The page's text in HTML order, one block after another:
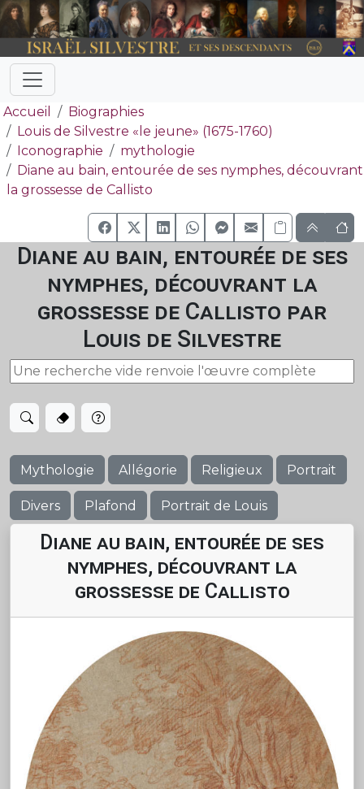
Accueil
Biographies
Louis de Silvestre «le jeune» (1675-1760)
Iconographie
mythologie
Diane au bain, entourée de ses nymphes, découvrant
la grossesse de Callisto
Diane au bain, entourée de ses
nymphes, découvrant la
grossesse de Callisto par
Louis de Silvestre
Mythologie Allégorie Religieux Portrait
Divers Plafond Portrait de Louis
Diane au bain, entourée de ses
nymphes, découvrant la
grossesse de Callisto